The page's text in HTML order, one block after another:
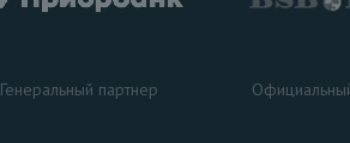
Генеральный партнер